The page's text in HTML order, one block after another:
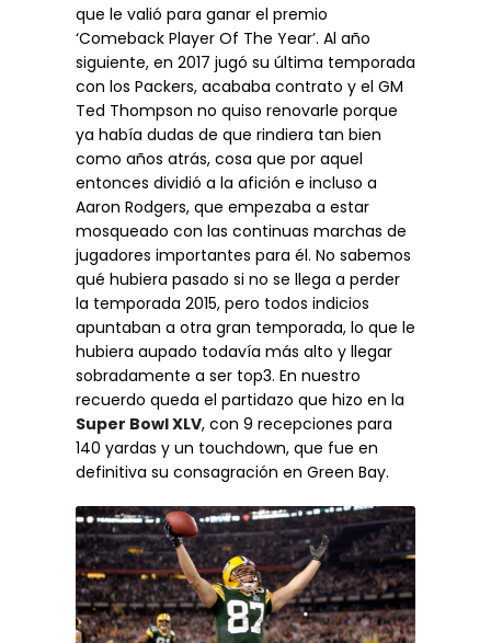
que le valió para ganar el premio
‘Comeback Player Of The Year’. Al año
siguiente, en 2017 jugó su última temporada
con los Packers, acababa contrato y el GM
Ted Thompson no quiso renovarle porque
ya había dudas de que rindiera tan bien
como años atrás, cosa que por aquel
entonces dividió a la afición e incluso a
Aaron Rodgers, que empezaba a estar
mosqueado con las continuas marchas de
jugadores importantes para él. No sabemos
qué hubiera pasado si no se llega a perder
la temporada 2015, pero todos indicios
apuntaban a otra gran temporada, lo que le
hubiera aupado todavía más alto y llegar
sobradamente a ser top3. En nuestro
recuerdo queda el partidazo que hizo en la
Super Bowl XLV, con 9 recepciones para
140 yardas y un touchdown, que fue en
definitiva su consagración en Green Bay.